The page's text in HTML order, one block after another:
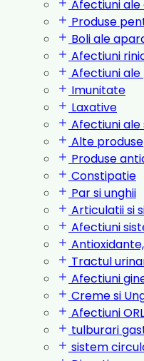
Afectiuni
Produse
Boli ale
Afectiuni
Afectiuni
Imunitate
Laxative
Afectiuni
Alte produse
Produse
Constipatie
Par si unghii
Articulatii si
Afectiuni
Tractul
Afectiuni
Creme si
Afectiuni ORL
tulburari
sistem